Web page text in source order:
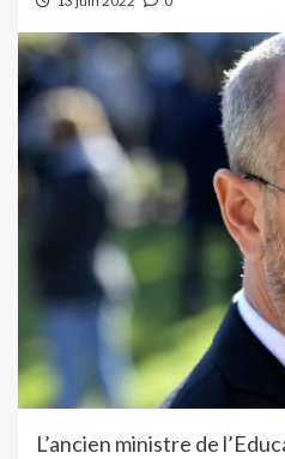
L’ancien ministre de